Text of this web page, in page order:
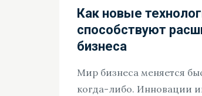
Как новые
способствуют
бизнеса
Мир бизнеса меняется
когда-либо. Инновации